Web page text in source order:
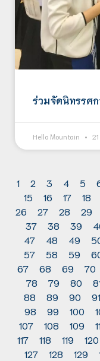
ร่วมจัดนิทรรศ
Hello Mountain
1 2 3 4 5
15
16 17 18
26
27 28 29
37
38 39
47
48 49
57
58 59
67
68 69 70
78
79 80
88
89 90 91
98
99 100
107
108 109
117
118 119 120
127
128 129